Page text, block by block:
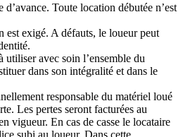
Toute location débutée n’est
est exigé. A défauts, le loueur peut
utiliser avec soin l’ensemble du
dans son intégralité et dans le
responsable du matériel loué
Les pertes seront facturées au
vigueur. En cas de casse le locataire
subi au loueur. Dans cette